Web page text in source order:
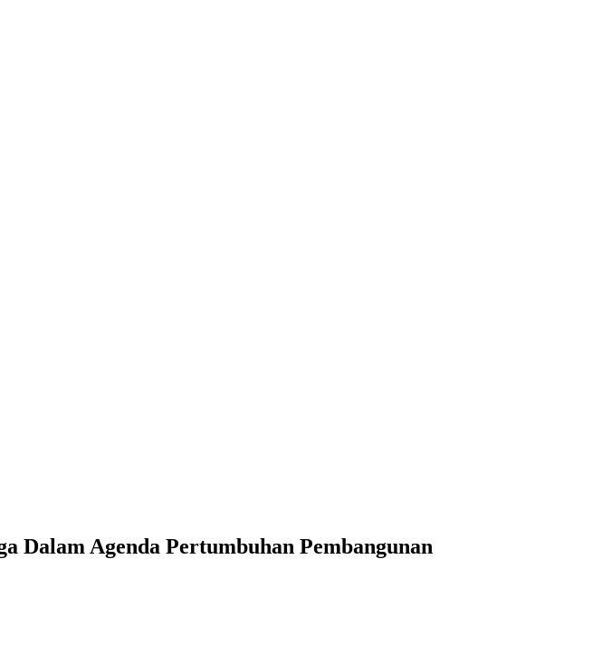
Agenda Pertumbuhan Pembangunan